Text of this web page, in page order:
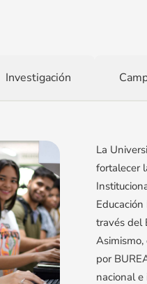
Investigación
La
fortalecer
través del
por
nacional